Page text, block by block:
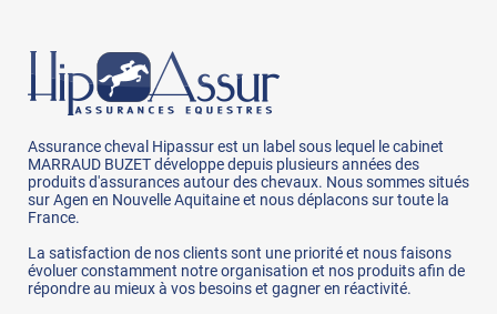
Assurance cheval Hipassur est un label sous lequel le cabinet
MARRAUD BUZET développe depuis plusieurs années des
produits d'assurances autour des chevaux. Nous sommes situés
sur Agen en Nouvelle Aquitaine et nous déplacons sur toute la
France.
La satisfaction de nos clients sont une priorité et nous faisons
évoluer constamment notre organisation et nos produits afin de
répondre au mieux à vos besoins et gagner en réactivité.